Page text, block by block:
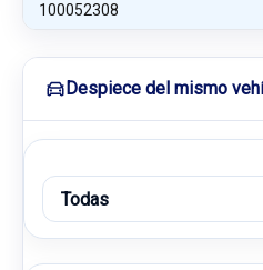
100052308
Despiece del mismo